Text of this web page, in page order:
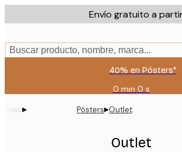
to
content.
Envío gratuito a
Buscar producto, nombre, marca...
40% en Pósters*
0 min 0 s
Válido
2026-
09
▸ Pósters▸Outlet
Outlet